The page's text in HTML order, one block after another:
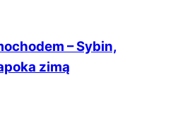
– Sybin,
zimą